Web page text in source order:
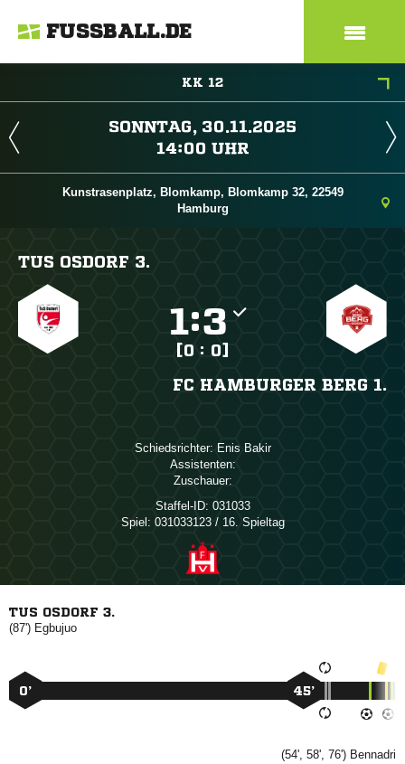
FUSSBALL.DE
KK 12
 
 
Kunstrasenplatz, Blomkamp, Blomkamp 32, 22549
Hamburg
TUS OSDORF 3.
:
[0 : 0]
FC HAMBURGER BERG 1.
Schiedsrichter:  
Assistenten:
Zuschauer:
Staffel-ID: 031033
Spiel: 031033123 / 16. Spieltag
TUS OSDORF 3.
(87') 
0’ 45’
(54', 58', 76') 